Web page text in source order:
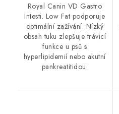
Royal Canin VD Gastro
Intesti. Low Fat podporuje
optimální zažívání. Nízký
obsah tuku zlepšuje trávicí
funkce u psů s
hyperlipidemií nebo akutní
pankreatitidou.